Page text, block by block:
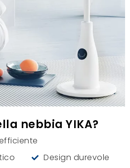
nebbia YIKA?
Design durevole